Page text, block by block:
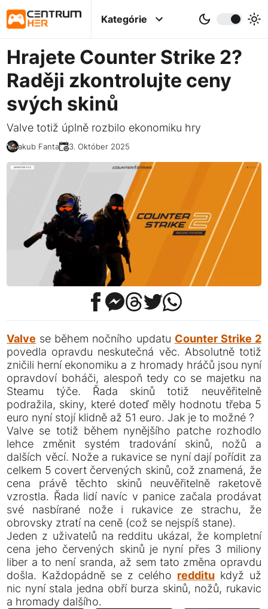
Kategórie
Hrajete Counter Strike 2?
Raději zkontrolujte ceny
svých skinů
Valve totiž úplně rozbilo ekonomiku hry
Jakub Fanta 23. Október 2025
Valve se během nočního updatu Counter Strike 2
povedla opravdu neskutečná věc. Absolutně totiž
zničili herní ekonomiku a z hromady hráčů jsou nyní
opravdoví boháči, alespoň tedy co se majetku na
Steamu týče. Řada skinů totiž neuvěřitelně
podražila, skiny, které doteď měly hodnotu třeba 5
euro nyní stojí klidně až 51 euro. Jak je to možné ?
Valve se totiž během nynějšího patche rozhodlo
lehce změnit systém tradování skinů, nožů a
dalších věcí. Nože a rukavice se nyní dají pořídit za
celkem 5 covert červených skinů, což znamená, že
cena právě těchto skinů neuvěřitelně raketově
vzrostla. Řada lidí navíc v panice začala prodávat
své nasbírané nože i rukavice ze strachu, že
obrovsky ztratí na ceně (což se nejspíš stane).
Jeden z uživatelů na redditu ukázal, že kompletní
cena jeho červených skinů je nyní přes 3 miliony
liber a to není sranda, až sem tato změna opravdu
došla. Každopádně se z celého redditu když už
nic nyní stala jedna obří burza skinů, nožů, rukavic
a hromady dalšího.